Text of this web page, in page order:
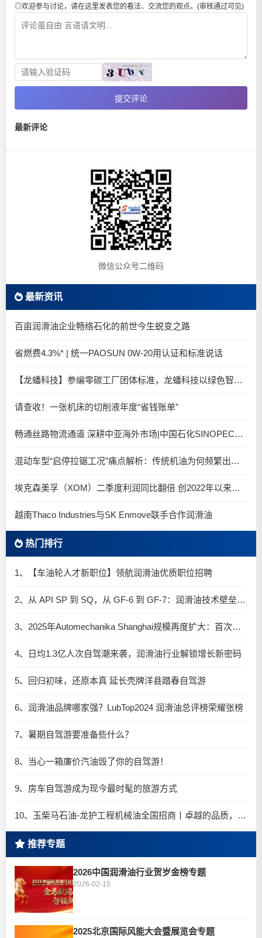
◎欢迎参与讨论，请在这里发表您的看法、交流您的观点。(审核通过可见)
提交评论
最新评论
微信公众号二维码
最新资讯
百亩润滑油企业畅络石化的前世今生蜕变之路
省燃费4.3%* | 统一PAOSUN 0W-20用认证和标准说话
【龙蟠科技】参编零碳工厂团体标准，龙蟠科技以绿色智造锚定零碳未来
请查收！一张机床的切削液年度“省钱账单”
畅通丝路物流通道 深耕中亚海外市场|中国石化SINOPEC润滑油北京-阿拉木图图定班列顺利抵达
混动车型“启停拉锯工况”痛点解析：传统机油为何频繁出现油泥堆积？
埃克森美孚（XOM）二季度利润同比翻倍 创2022年以来新高
越南Thaco Industries与SK Enmove联手合作润滑油
热门排行
1、【车油轮人才新职位】领航润滑油优质职位招聘
2、从 API SP 到 SQ，从 GF-6 到 GF-7：润滑油技术壁垒再升高，你准备好了吗？
3、2025年Automechanika Shanghai规模再度扩大：首次启用国家会展中心（上海）全部15个展馆
4、日均1.3亿人次自驾潮来袭，润滑油行业解锁增长新密码​
5、回归初味，还原本真 延长壳牌洋县踏春自驾游
6、润滑油品牌哪家强？LubTop2024 润滑油总评榜荣耀张榜
7、暑期自驾游要准备些什么？
8、当心一箱廉价汽油毁了你的自驾游！
9、房车自驾游成为现今最时髦的旅游方式
10、玉柴马石油-龙护工程机械油全国招商丨卓越的品质，专业的品牌！
推荐专题
2026中国润滑油行业贺岁金榜专题
2026-02-15
2025北京国际风能大会暨展览会专题